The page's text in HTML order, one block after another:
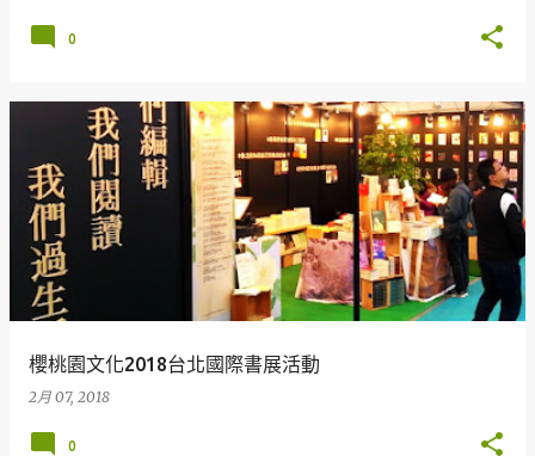
0
櫻桃園文化2018台北國際書展活動
2月 07, 2018
0